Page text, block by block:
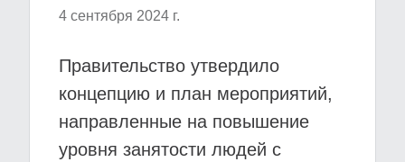
4 сентября 2024 г.
Правительство утвердило
концепцию и план мероприятий,
направленные на повышение
уровня занятости людей с